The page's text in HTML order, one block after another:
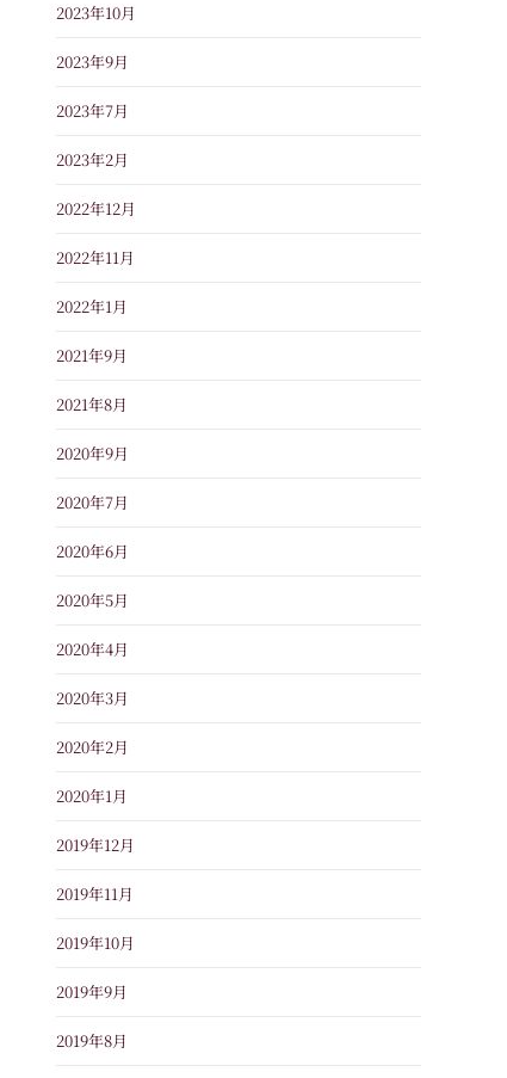
2023年10月
2023年9月
2023年7月
2023年2月
2022年12月
2022年11月
2022年1月
2021年9月
2021年8月
2020年9月
2020年7月
2020年6月
2020年5月
2020年4月
2020年3月
2020年2月
2020年1月
2019年12月
2019年11月
2019年10月
2019年9月
2019年8月